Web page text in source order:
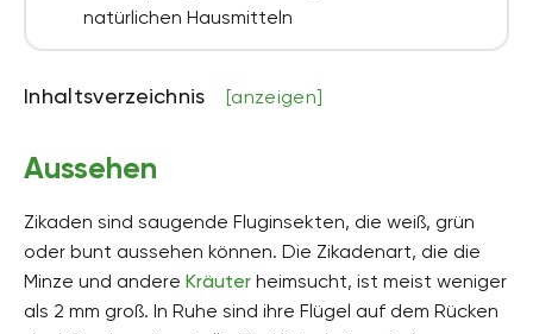
natürlichen Hausmitteln
Inhaltsverzeichnis [anzeigen]
Aussehen
Zikaden sind saugende Fluginsekten, die weiß, grün
oder bunt aussehen können. Die Zikadenart, die die
Minze und andere Kräuter heimsucht, ist meist weniger
als 2 mm groß. In Ruhe sind ihre Flügel auf dem Rücken